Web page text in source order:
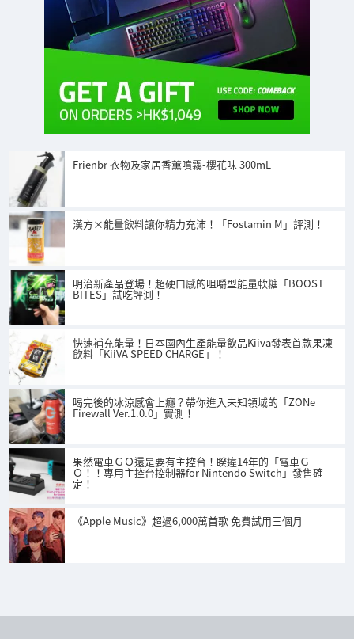
Frienbr 衣物及家居香薰噴霧-櫻花味 300mL
漢方×能量飲料讓你精力充沛！「Fostamin M」評測！
明治新產品登場！超硬口感的咀嚼型能量軟糖「BOOST
BITES」試吃評測！
快速補充能量！日本國內生產能量飲品Kiiva發表首款果凍
飲料「KiiVA SPEED CHARGE」！
喝完後的冰涼感會上癮？帶你進入未知領域的「ZONe
Firewall Ver.1.0.0」實測！
果然電車ＧＯ還是要有主控台！睽違14年的「電車Ｇ
Ｏ！！專用主控台控制器for Nintendo Switch」發售確
定！
《Apple Music》超過6,000萬首歌 免費試用三個月